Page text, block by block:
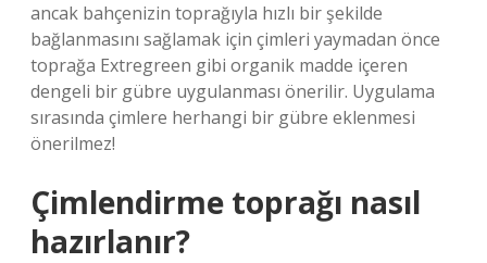
ancak bahçenizin toprağıyla hızlı bir şekilde
bağlanmasını sağlamak için çimleri yaymadan önce
toprağa Extregreen gibi organik madde içeren
dengeli bir gübre uygulanması önerilir. Uygulama
sırasında çimlere herhangi bir gübre eklenmesi
önerilmez!
Çimlendirme toprağı nasıl
hazırlanır?